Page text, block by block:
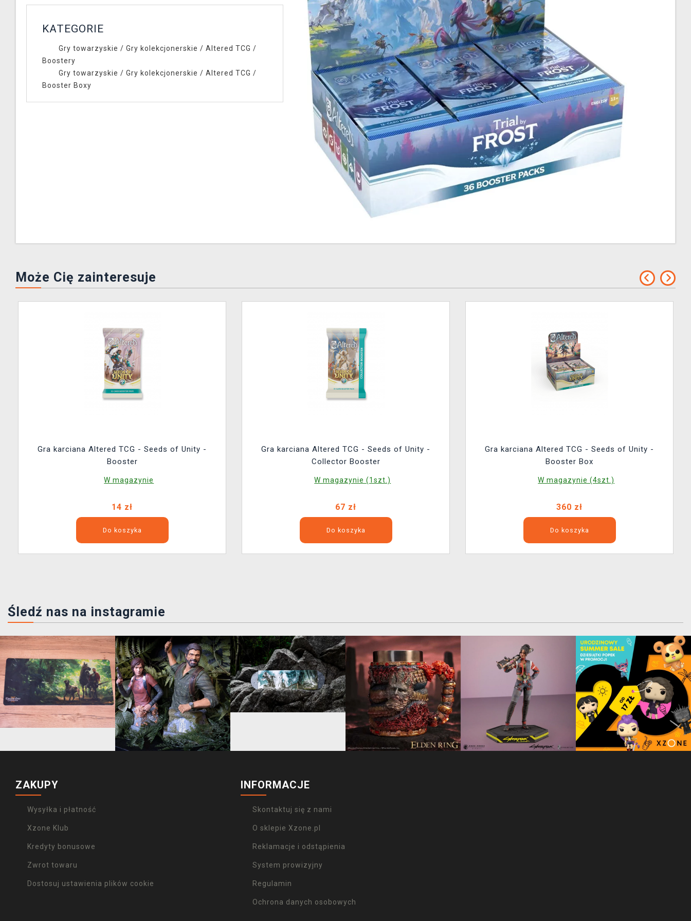
KATEGORIE
Gry towarzyskie / Gry kolekcjonerskie / Altered TCG /
Boostery
Gry towarzyskie / Gry kolekcjonerskie / Altered TCG /
Booster Boxy
Może Cię zainteresuje
Gra karciana Altered TCG - Seeds of Unity -
Booster
W magazynie
14 zł
Do koszyka
Gra karciana Altered TCG - Seeds of Unity -
Collector Booster
W magazynie (1szt.)
67 zł
Do koszyka
Gra karciana Altered TCG - Seeds of Unity -
Booster Box
W magazynie (4szt.)
360 zł
Do koszyka
Śledź nas na instagramie
ZAKUPY
Wysyłka i płatność
Xzone Klub
Kredyty bonusowe
Zwrot towaru
Dostosuj ustawienia plików cookie
INFORMACJE
Skontaktuj się z nami
O sklepie Xzone.pl
Reklamacje i odstąpienia
System prowizyjny
Regulamin
Ochrona danych osobowych